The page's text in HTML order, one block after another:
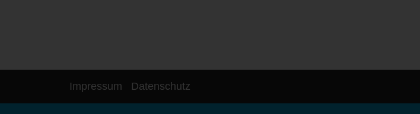
Impressum Datenschutz